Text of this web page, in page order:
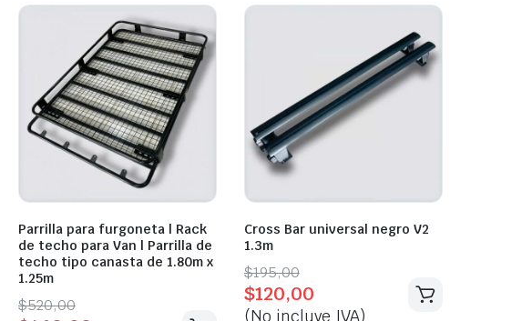
Parrilla para furgoneta | Rack
de techo para Van | Parrilla de
techo tipo canasta de 1.80m x
1.25m
$520,00
Original
Current
Cross Bar universal negro V2
1.3m
$195,00
Original
price
$120,00
Current
price
(No incluye IVA)